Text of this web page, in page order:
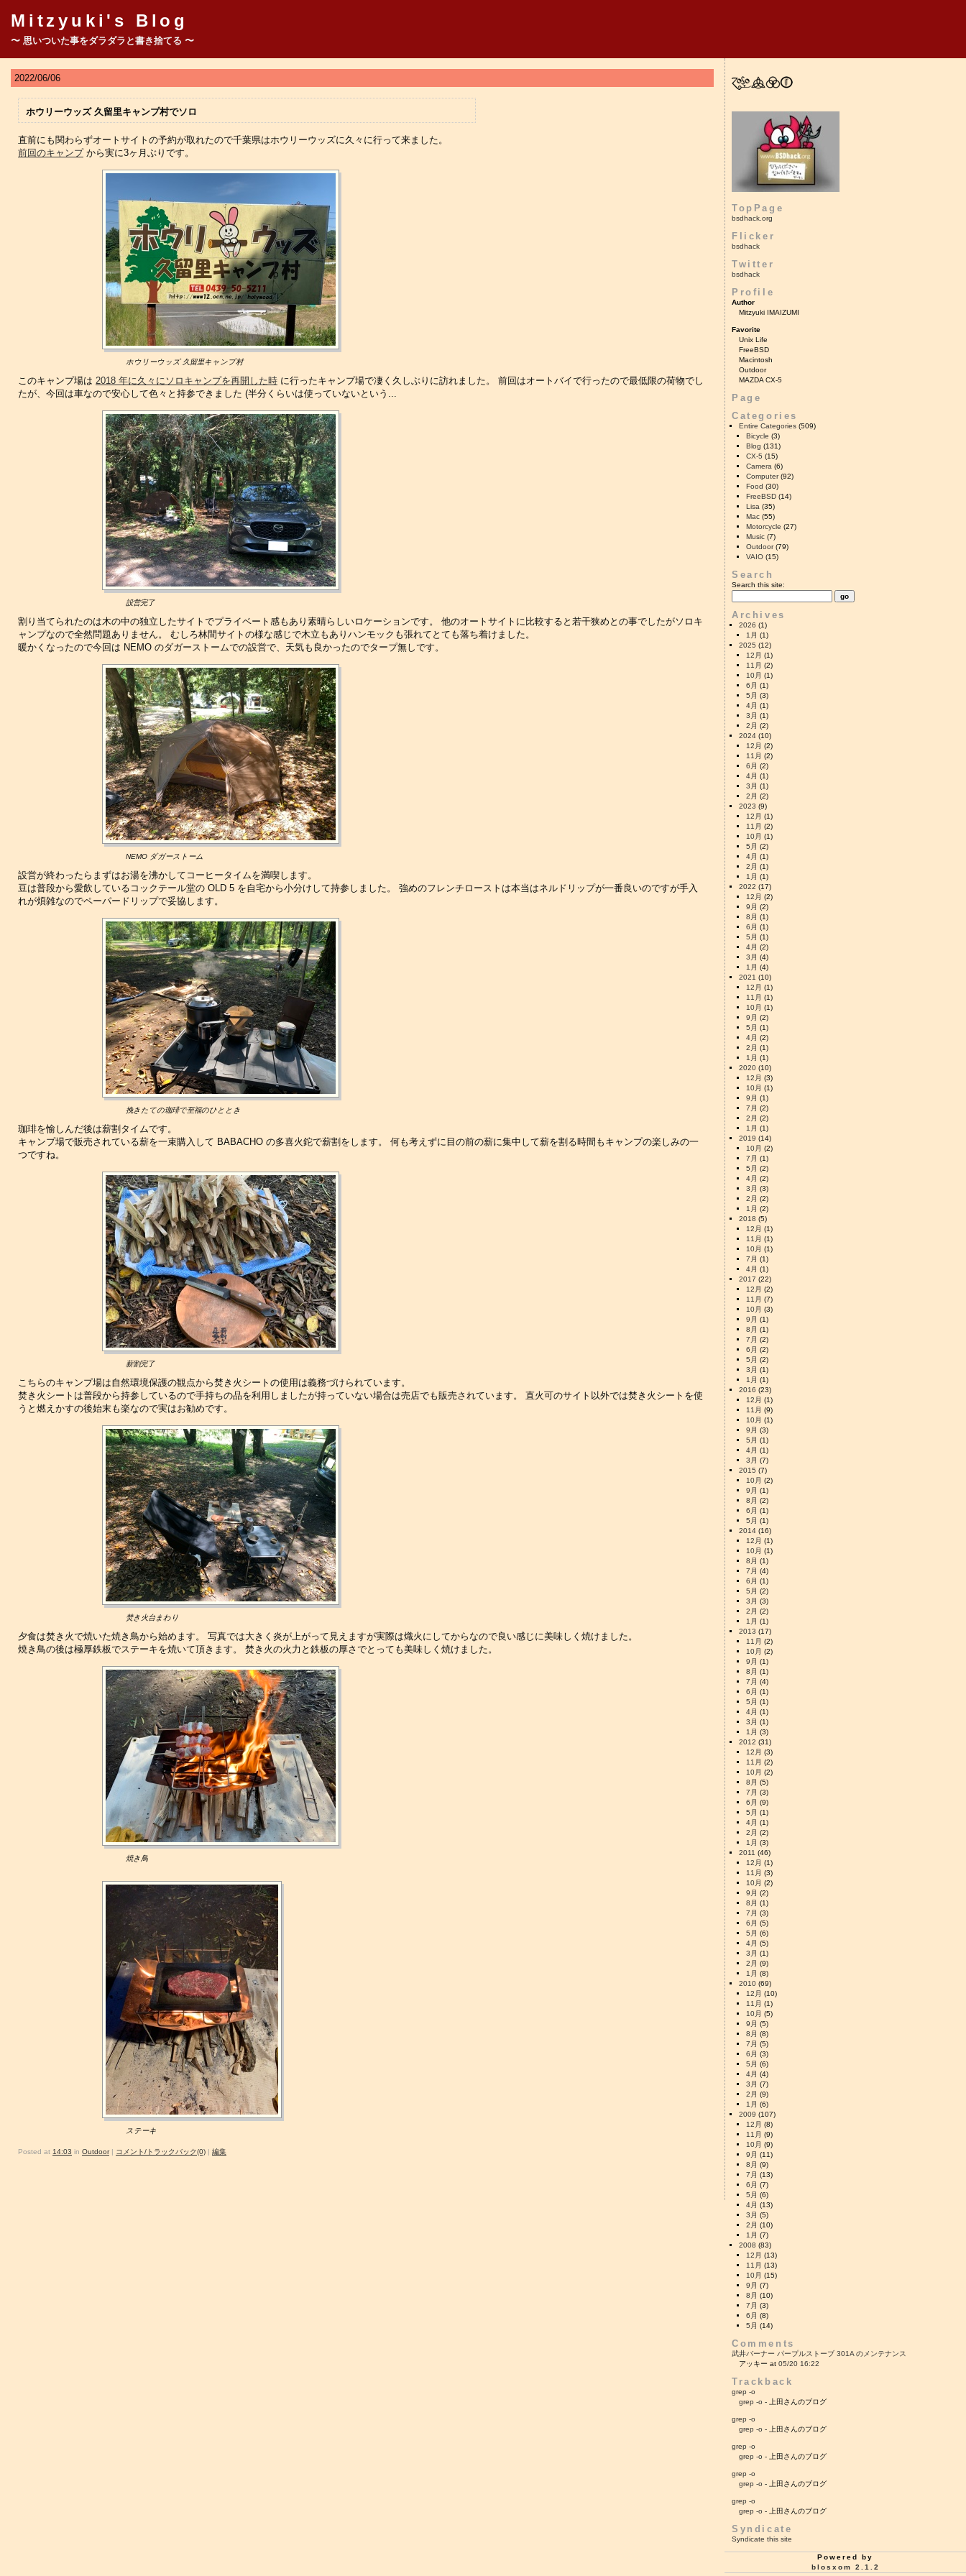
Mitzyuki's Blog
〜 思いついた事をダラダラと書き捨てる 〜
2022/06/06
ホウリーウッズ 久留里キャンプ村でソロ
直前にも関わらずオートサイトの予約が取れたので千葉県はホウリーウッズに久々に行って来ました。
前回のキャンプから実に3ヶ月ぶりです。
ホウリーウッズ 久留里キャンプ村
このキャンプ場は 2018 年に久々にソロキャンプを再開した時 に行ったキャンプ場で凄く久しぶりに訪れました。 前回はオートバイで行ったので最低限の荷物でし
たが、今回は車なので安心して色々と持参できました (半分くらいは使っていないという...
設営完了
割り当てられたのは木の中の独立したサイトでプライベート感もあり素晴らしいロケーションです。 他のオートサイトに比較すると若干狭めとの事でしたがソロキ
ャンプなので全然問題ありません。 むしろ林間サイトの様な感じで木立もありハンモックも張れてとても落ち着けました。
暖かくなったので今回は NEMO のダガーストームでの設営で、天気も良かったのでタープ無しです。
NEMO ダガーストーム
設営が終わったらまずはお湯を沸かしてコーヒータイムを満喫します。
豆は普段から愛飲しているコックテール堂の OLD 5 を自宅から小分けして持参しました。 強めのフレンチローストは本当はネルドリップが一番良いのですが手入
れが煩雑なのでペーパードリップで妥協します。
挽きたての珈琲で至福のひととき
珈琲を愉しんだ後は薪割タイムです。
キャンプ場で販売されている薪を一束購入して BABACHO の多喜火鉈で薪割をします。 何も考えずに目の前の薪に集中して薪を割る時間もキャンプの楽しみの一
つですね。
薪割完了
こちらのキャンプ場は自然環境保護の観点から焚き火シートの使用は義務づけられています。
焚き火シートは普段から持参しているので手持ちの品を利用しましたが持っていない場合は売店でも販売されています。 直火可のサイト以外では焚き火シートを使
うと燃えかすの後始末も楽なので実はお勧めです。
焚き火台まわり
夕食は焚き火で焼いた焼き鳥から始めます。 写真では大きく炎が上がって見えますが実際は熾火にしてからなので良い感じに美味しく焼けました。
焼き鳥の後は極厚鉄板でステーキを焼いて頂きます。 焚き火の火力と鉄板の厚さでとっても美味しく焼けました。
焼き鳥
ステーキ
Posted at 14:03 in Outdoor| コメント/トラックバック(0) | 編集
TopPage
bsdhack.org
Flicker
bsdhack
Twitter
bsdhack
Profile
Author
Mitzyuki IMAIZUMI
Favorite
Unix Life
FreeBSD
Macintosh
Outdoor
MAZDA CX-5
Page
Categories
Entire Categories (509)
Bicycle (3)
Blog (131)
CX-5 (15)
Camera (6)
Computer(92)
Food (30)
FreeBSD (14)
Lisa (35)
Mac (55)
Motorcycle (27)
Music (7)
Outdoor(79)
VAIO (15)
Search
Search this site:
Archives
2026 (1)
1月 (1)
2025 (12)
12月 (1)
11月 (2)
10月 (1)
6月 (1)
5月 (3)
4月 (1)
3月 (1)
2月 (2)
2024 (10)
12月 (2)
11月 (2)
6月 (2)
4月 (1)
3月 (1)
2月 (2)
2023 (9)
12月 (1)
11月 (2)
10月 (1)
5月 (2)
4月 (1)
2月 (1)
1月 (1)
2022 (17)
12月 (2)
9月 (2)
8月 (1)
6月 (1)
5月 (1)
4月 (2)
3月 (4)
1月 (4)
2021 (10)
12月 (1)
11月 (1)
10月 (1)
9月 (2)
5月 (1)
4月 (2)
2月 (1)
1月 (1)
2020 (10)
12月 (3)
10月 (1)
9月 (1)
7月 (2)
2月 (2)
1月 (1)
2019 (14)
10月 (2)
7月 (1)
5月 (2)
4月 (2)
3月 (3)
2月 (2)
1月 (2)
2018 (5)
12月 (1)
11月 (1)
10月 (1)
7月 (1)
4月 (1)
2017 (22)
12月 (2)
11月 (7)
10月 (3)
9月 (1)
8月 (1)
7月 (2)
6月 (2)
5月 (2)
3月 (1)
1月 (1)
2016 (23)
12月 (1)
11月 (9)
10月 (1)
9月 (3)
5月 (1)
4月 (1)
3月 (7)
2015 (7)
10月 (2)
9月 (1)
8月 (2)
6月 (1)
5月 (1)
2014 (16)
12月 (1)
10月 (1)
8月 (1)
7月 (4)
6月 (1)
5月 (2)
3月 (3)
2月 (2)
1月 (1)
2013 (17)
11月 (2)
10月 (2)
9月 (1)
8月 (1)
7月 (4)
6月 (1)
5月 (1)
4月 (1)
3月 (1)
1月 (3)
2012 (31)
12月 (3)
11月 (2)
10月 (2)
8月 (5)
7月 (3)
6月 (9)
5月 (1)
4月 (1)
2月 (2)
1月 (3)
2011 (46)
12月 (1)
11月 (3)
10月 (2)
9月 (2)
8月 (1)
7月 (3)
6月 (5)
5月 (6)
4月 (5)
3月 (1)
2月 (9)
1月 (8)
2010 (69)
12月 (10)
11月 (1)
10月 (5)
9月 (5)
8月 (8)
7月 (5)
6月 (3)
5月 (6)
4月 (4)
3月 (7)
2月 (9)
1月 (6)
2009 (107)
12月 (8)
11月 (9)
10月 (9)
9月 (11)
8月 (9)
7月 (13)
6月 (7)
5月 (6)
4月 (13)
3月 (5)
2月 (10)
1月 (7)
2008 (83)
12月 (13)
11月 (13)
10月 (15)
9月 (7)
8月 (10)
7月 (3)
6月 (8)
5月 (14)
Comments
武井バーナー パープルストーブ 301A のメンテナンス
アッキー at 05/20 16:22
Trackback
grep -o
grep -o - 上田さんのブログ
grep -o
grep -o - 上田さんのブログ
grep -o
grep -o - 上田さんのブログ
grep -o
grep -o - 上田さんのブログ
grep -o
grep -o - 上田さんのブログ
Syndicate
Syndicate this site
Powered by
blosxom 2.1.2